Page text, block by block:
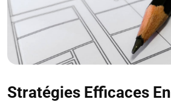
Stratégies Efficaces En